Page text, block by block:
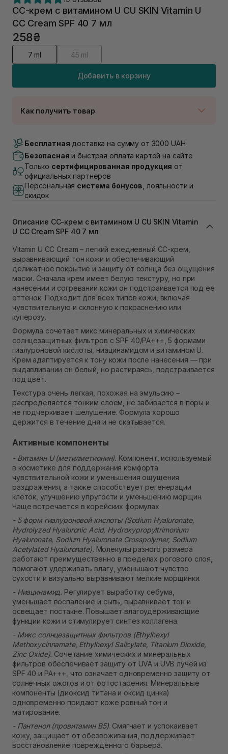
СС-крем с витамином U CU SKIN Vitamin U
CC Cream SPF 40 7 мл
258₴
7 ml 45 ml
Добавить в корзину
Как получить товар
Нет в наличии!
Самовывоз г. Луцк, Винниченка 4
Самовывоз г. Львов, ул. Академика Подстригача,
1В (Duck's Lake)
Нет в наличии!
Самовывоз Львов (Ивана Франко 36)
Самовывоз г. Львов ул. Степана Бандеры 43
Нет в наличии!
В наличии
Самовывоз г. Ровно, ул. Кулика и Гудачека 23 (ТЦ
Экватор)
Нет в наличии!
Бесплатная доставка на сумму от 3000 UAH
Безопасная и быстрая оплата картой на сайте
Только сертифицированная продукция от
официальных партнеров
Персональная система бонусов , лояльности и
скидок
Описание СС-крем с витамином U CU SKIN Vitamin
U CC Cream SPF 40 7 мл
Vitamin U CC Cream – легкий ежедневный CC-крем,
выравнивающий тон кожи и обеспечивающий
деликатное покрытие и защиту от солнца без ощущения
маски. Сначала крем имеет белую текстуру, но при
нанесении и согревании кожи он подстраивается под ее
оттенок. Подходит для всех типов кожи, включая
чувствительную и склонную к покраснению или
куперозу.
Формула сочетает микс минеральных и химических
солнцезащитных фильтров с SPF 40/PA+++, 5 формами
гиалуроновой кислоты, ниацинамидом и витамином U.
Крем адаптируется к тону кожи после нанесения — при
выдавливании он белый, но растираясь, подстраивается
под цвет.
Текстура очень легкая, похожая на эмульсию –
распределяется тонким слоем, не забивается в поры и
не подчеркивает шелушение. Формула хорошо
держится в течение дня и не скатывается.
Активные компоненты
- Витамин U (метилметионин). Компонент, используемый
в косметике для поддержания комфорта
чувствительной кожи и уменьшения ощущения
раздражения, а также способствует регенерации
клеток, улучшению упругости и уменьшению морщин.
Чаще встречается в корейских формулах.
- 5 форм гиалуроновой кислоты (Sodium Hyaluronate,
Hydrolyzed Hyaluronic Acid, Hydroxypropyltrimonium
Hyaluronate, Sodium Hyaluronate Crosspolymer, Sodium
Acetylated Hyaluronate). Молекулы разного размера
работают преимущественно в пределах рогового слоя,
помогают удерживать влагу, уменьшают чувство
сухости и визуально выравнивают мелкие морщинки.
- Ниацинамид. Регулирует выработку себума,
уменьшает воспаление и сыпь, выравнивает тон и
освещает постакне. Повышает влагоудерживающие
функции кожи и стимулирует синтез коллагена.
- Микс солнцезащитных фильтров (Ethylhexyl
Methoxycinnamate, Ethylhexyl Salicylate, Titanium Dioxide,
Zinc Oxide). Сочетание химических и минеральных
фильтров обеспечивает защиту от UVA и UVB лучей из
SPF 40 и PA+++, что означает одновременно защиту от
солнечных ожогов и от фотостарения. Минеральные
компоненты (диоксид титана и оксид цинка)
одновременно придают коже ровный тон и
матирование.
- Пантенол (провитамин B5). Смягчает и успокаивает
кожу, защищает от обезвоживания, поддерживает
восстановление поврежденного барьера.